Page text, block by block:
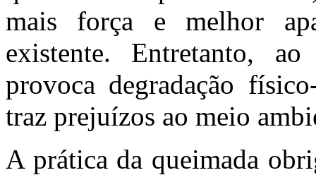
mais força e melhor
existente. Entretanto,
provoca degradação
traz prejuízos ao meio
A prática da queimada